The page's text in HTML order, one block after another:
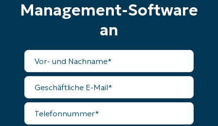
Management-Software
an
Vollständiger
Name
Geschäftliche
Mail
Telefonnummer
name*
Business
number*
Land
Company
name*